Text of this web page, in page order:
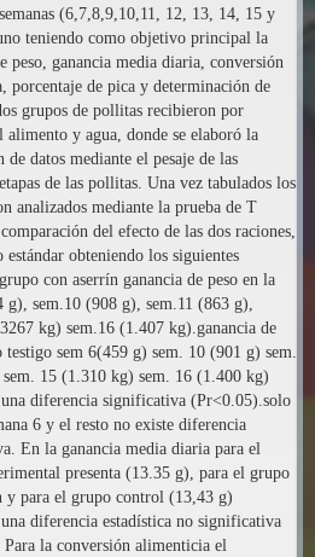
(6,7,8,9,10,11, 12, 13, 14, 15 y
teniendo como objetivo principal la
peso, ganancia media diaria, conversión
porcentaje de pica y determinación de
grupos de pollitas recibieron por
alimento y agua, donde se elaboró la
de datos mediante el pesaje de las
de las pollitas. Una vez tabulados los
analizados mediante la prueba de T
del efecto de las dos raciones,
estándar obteniendo los siguientes
con aserrín ganancia de peso en la
g), sem.10 (908 g), sem.11 (863 g),
kg) sem.16 (1.407 kg).ganancia de
testigo sem 6(459 g) sem. 10 (901 g) sem.
15 (1.310 kg) sem. 16 (1.400 kg)
diferencia significativa (Pr<0.05).solo
6 y el resto no existe diferencia
En la ganancia media diaria para el
presenta (13.35 g), para el grupo
y para el grupo control (13,43 g)
diferencia estadística no significativa
la conversión alimenticia el